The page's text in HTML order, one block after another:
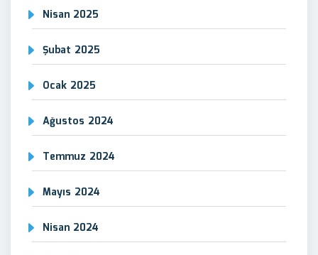
Nisan 2025
Şubat 2025
Ocak 2025
Ağustos 2024
Temmuz 2024
Mayıs 2024
Nisan 2024